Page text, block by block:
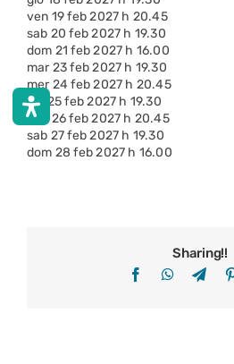
ven 19 feb 2027 h 20.45
sab 20 feb 2027 h 19.30
dom 21 feb 2027 h 16.00
mar 23 feb 2027 h 19.30
mer 24 feb 2027 h 20.45
gio 25 feb 2027 h 19.30
ven 26 feb 2027 h 20.45
sab 27 feb 2027 h 19.30
dom 28 feb 2027 h 16.00
Sharing!!
Facebook